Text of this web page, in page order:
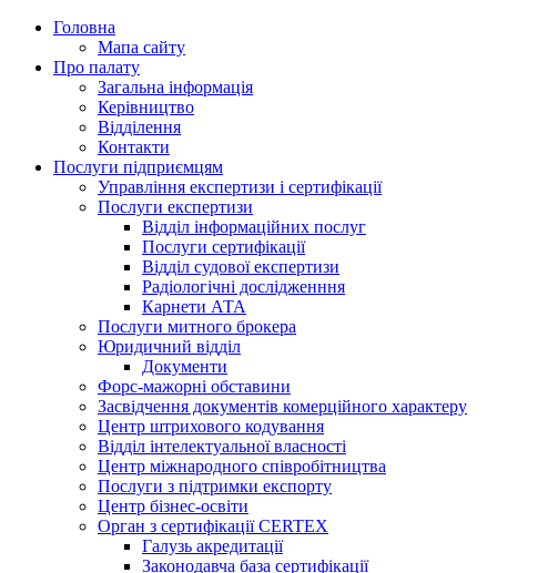
Головна
Мапа сайту
Про палату
Загальна інформація
Керівництво
Відділення
Контакти
Послуги підприємцям
Управління експертизи і сертифікації
Послуги експертизи
Відділ інформаційних послуг
Послуги сертифікації
Відділ судової експертизи
Радіологічні дослідженння
Карнети АТА
Послуги митного брокера
Юридичний відділ
Документи
Форс-мажорні обставини
Засвідчення документів комерційного характеру
Центр штрихового кодування
Відділ інтелектуальної власності
Центр міжнародного співробітництва
Послуги з підтримки експорту
Центр бізнес-освіти
Орган з сертифікації CERTEX
Галузь акредитації
Законодавча база сертифікації